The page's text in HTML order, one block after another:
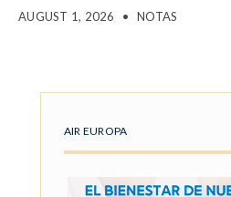
AUGUST 1, 2026 • NOTAS
AIR EUROPA